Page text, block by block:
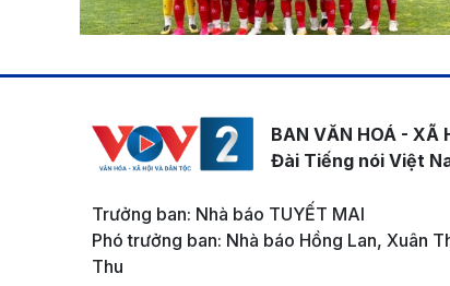
BAN VĂN HOÁ - XÃ
Đài Tiếng nói Việt
Trưởng ban: Nhà báo TUYẾT MAI
Phó trưởng ban: Nhà báo Hồng Lan, Xuân
Thu